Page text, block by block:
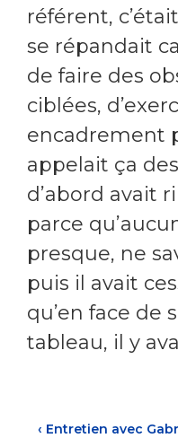
référent,
se répandait
de faire des
ciblées,
encadrement
appelait ça
d’abord avait
parce
presque, ne
puis il avait
qu’en face de
tableau, il y
‹ Entretien avec